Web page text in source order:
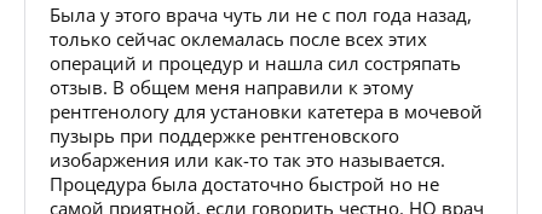
Была у этого врача чуть ли не с пол года назад,
только сейчас оклемалась после всех этих
операций и процедур и нашла сил состряпать
отзыв. В общем меня направили к этому
рентгенологу для установки катетера в мочевой
пузырь при поддержке рентгеновского
изобаржения или как-то так это называется.
Процедура была достаточно быстрой но не
самой приятной, если говорить честно. НО врач